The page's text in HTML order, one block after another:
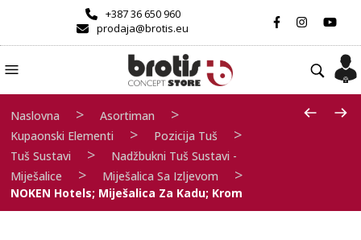
+387 36 650 960
prodaja@brotis.eu
Naslovna > Asortiman >
Kupaonski Elementi > Pozicija Tuš >
Tuš Sustavi >
Nadžbukni Tuš Sustavi -
Miješalice
> Miješalica Sa Izljevom >
NOKEN Hotels; Miješalica Za Kadu; Krom